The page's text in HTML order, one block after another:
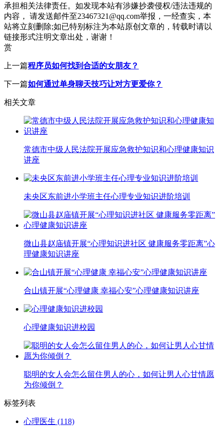
承担相关法律责任。如发现本站有涉嫌抄袭侵权/违法违规的
内容， 请发送邮件至23467321@qq.com举报，一经查实，本
站将立刻删除;如已特别标注为本站原创文章的，转载时请以
链接形式注明文章出处，谢谢！
赏
上一篇程序员如何找到合适的女朋友？
下一篇如何通过单身聊天技巧让对方更爱你？
相关文章
常德市中级人民法院开展应急救护知识和心理健康知识
讲座
未央区东前进小学班主任心理专业知识进阶培训
微山县赵庙镇开展“心理知识进社区 健康服务零距离”心
理健康知识讲座
合山镇开展“心理健康 幸福心安”心理健康知识讲座
心理健康知识进校园
聪明的女人会怎么留住男人的心，如何让男人心甘情愿
为你倾倒？
标签列表
心理医生 (118)